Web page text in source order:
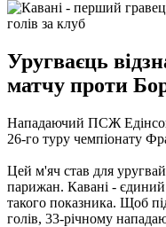
Уругваєць
матчу проти
Нападаючий ПСЖ Едінсон
26-го туру чемпіонату
Цей м'яч став для
парижан. Кавані - єдиний
такого показника. Щоб
голів, 33-річному